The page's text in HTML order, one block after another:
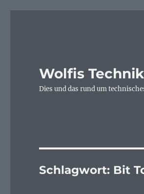
Wolfis
Dies und das rund um
Schlagwort: Bit